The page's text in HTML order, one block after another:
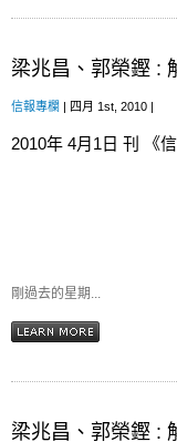
梁兆昌、郭榮鏗 :
信報專欄 | 四月 1st, 2010 |
2010年 4月1日 刊 《
剛過去的星期...
梁兆昌、郭榮鏗 :